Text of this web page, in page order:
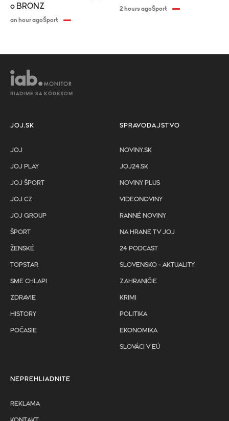
o BRONZ
an hour agoŠport
2 hours agoŠport
RIADIME SA KÓDEXOM
JOJ.SK
JOJ
JOJ PLAY
JOJ ŠPORT
JOJ CZ
JOJ GROUP
ŠPORT
ŽENSKÉ
TOPSTAR
SME CHLAPI
ZDRAVIE
HISTORY
POČASIE
SPRAVODAJSTVO
NOVINY.SK
JOJ24.SK
NOVINY PLUS
VIDEONOVINY
RANNÉ NOVINY
NA HRANE TV JOJ
24 PODCAST
SLOVENSKO - AKTUALITY
ZAHRANIČIE
KRIMI
POLITIKA
EKONOMIKA
SLOVÁCI V EÚ
NEPREHLIADNITE
REKLAMA